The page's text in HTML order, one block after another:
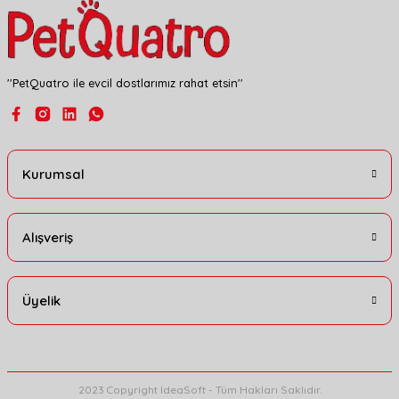
''PetQuatro ile evcil dostlarımız rahat etsin''
Kurumsal
Alışveriş
Üyelik
2023 Copyright IdeaSoft - Tüm Hakları Saklıdır.